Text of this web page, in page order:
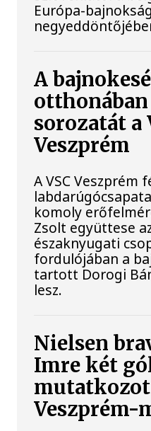
Európa-
A
sorozatát a
Veszprém
A VSC Veszprém
komoly
Zsolt együttese
északnyugati
fordulójában a
tartott Dorogi
lesz.
Nielsen
Imre két
Veszprém-